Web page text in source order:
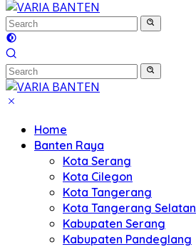
Home
Banten Raya
Kota Serang
Kota Cilegon
Kota Tangerang
Kota Tangerang Selatan
Kabupaten Serang
Kabupaten Pandeglang